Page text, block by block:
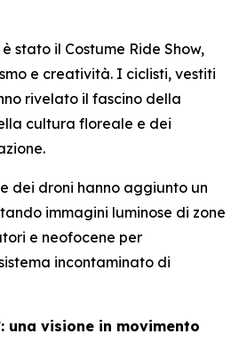
stato il Costume Ride Show,
e creatività. I ciclisti, vestiti
rivelato il fascino della
cultura floreale e dei
dei droni hanno aggiunto un
immagini luminose di zone
e neofocene per
incontaminato di
una visione in movimento